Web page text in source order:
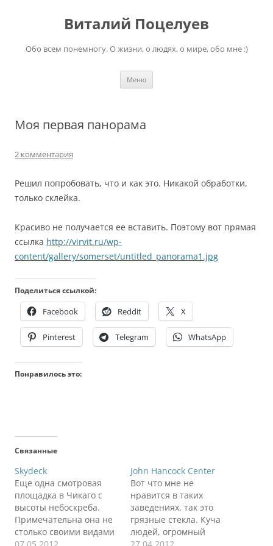
содержимомуВиталий Поцелуев
Обо всем понемногу. О жизни, о людях, о мире, обо мне :)
Меню
Моя первая панорама
2 комментария
Решил попробовать, что и как это. Никакой обработки,
только склейка.
Красиво не получается ее вставить. Поэтому вот прямая
ссылка http://virvit.ru/wp-
content/gallery/somerset/untitled_panorama1.jpg
Поделиться ссылкой:
Facebook Reddit X
Pinterest Telegram WhatsApp
Понравилось это:
Связанные
Skydeck
Еще одна смотровая
площадка в Чикаго с
высоты небоскреба.
Примечательна она не
столько своими видами
John Hancock Center
Вот что мне не
нравится в таких
заведениях, так это
грязные стекла. Куча
людей, огромный